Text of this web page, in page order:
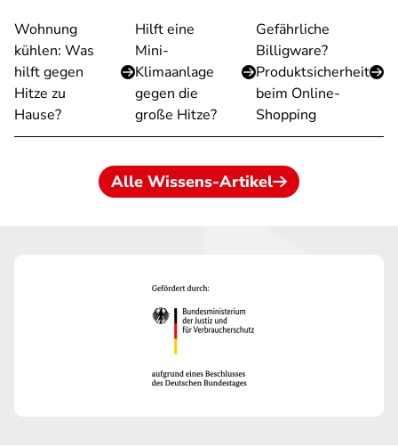
Wohnung
kühlen: Was
hilft gegen
Hitze zu
Hause?
Hilft eine
Mini-
Klimaanlage
gegen die
große Hitze?
Gefährliche
Billigware?
Produktsicherheit
beim Online-
Shopping
Alle Wissens-Artikel